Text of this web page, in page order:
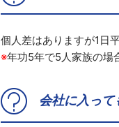
個人差はありますが1日
※年功5年で5人家族の場
会社に入って